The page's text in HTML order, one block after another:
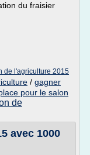
du fraisier
de l'agriculture 2015
/ gagner
pour le salon
de
avec 1000